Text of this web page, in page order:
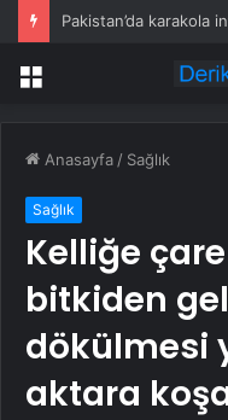
Pakistan’da karakola
Menü
Anasayfa / Sağlık
Sağlık
Kelliğe
bitkiden
dökülmesi
aktara